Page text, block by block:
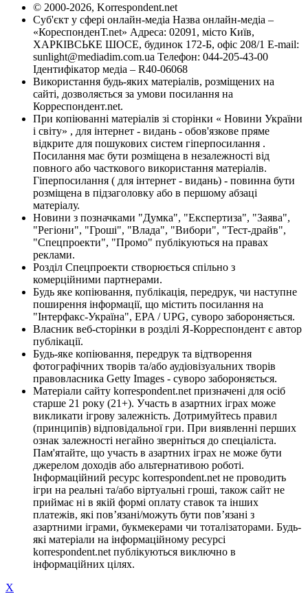
© 2000-2026, Korrespondent.net
Суб'єкт у сфері онлайн-медіа Назва онлайн-медіа –
«КореспонденТ.net» Адреса: 02091, місто Київ,
ХАРКІВСЬКЕ ШОСЕ, будинок 172-Б, офіс 208/1 E-mail:
sunlight@mediadim.com.ua Телефон: 044-205-43-00
Ідентифікатор медіа – R40-06068
Використання будь-яких матеріалів, розміщених на
сайті, дозволяється за умови посилання на
Корреспондент.net.
При копіюванні матеріалів зі сторінки « Новини України
і світу» , для інтернет - видань - обов'язкове пряме
відкрите для пошукових систем гіперпосилання .
Посилання має бути розміщена в незалежності від
повного або часткового використання матеріалів.
Гіперпосилання ( для інтернет - видань) - повинна бути
розміщена в підзаголовку або в першому абзаці
матеріалу.
Новини з позначками "Думка", "Експертиза", "Заява",
"Регіони", "Гроші", "Влада", "Вибори", "Тест-драйв",
"Спецпроекти", "Промо" публікуються на правах
реклами.
Розділ Спецпроекти створюється спільно з
комерційними партнерами.
Будь яке копіювання, публікація, передрук, чи наступне
поширення інформації, що містить посилання на
"Інтерфакс-Україна", EPA / UPG, суворо забороняється.
Власник веб-сторінки в розділі Я-Корреспондент є автор
публікації.
Будь-яке копіювання, передрук та відтворення
фотографічних творів та/або аудіовізуальних творів
правовласника Getty Images - суворо забороняється.
Матеріали сайту korrespondent.net призначені для осіб
старше 21 року (21+). Участь в азартних іграх може
викликати ігрову залежність. Дотримуйтесь правил
(принципів) відповідальної гри. При виявленні перших
ознак залежності негайно зверніться до спеціаліста.
Пам'ятайте, що участь в азартних іграх не може бути
джерелом доходів або альтернативою роботі.
Інформаційний ресурс korrespondent.net не проводить
ігри на реальні та/або віртуальні гроші, також сайт не
приймає ні в якій формі оплату ставок та інших
платежів, які пов’язані/можуть бути пов’язані з
азартними іграми, букмекерами чи тоталізаторами. Будь-
які матеріали на інформаційному ресурсі
korrespondent.net публікуються виключно в
інформаційних цілях.
X